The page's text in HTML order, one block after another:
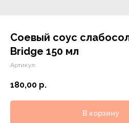
Соевый соус
Bridge 150 мл
Артикул:
180,00 р.
В корзину